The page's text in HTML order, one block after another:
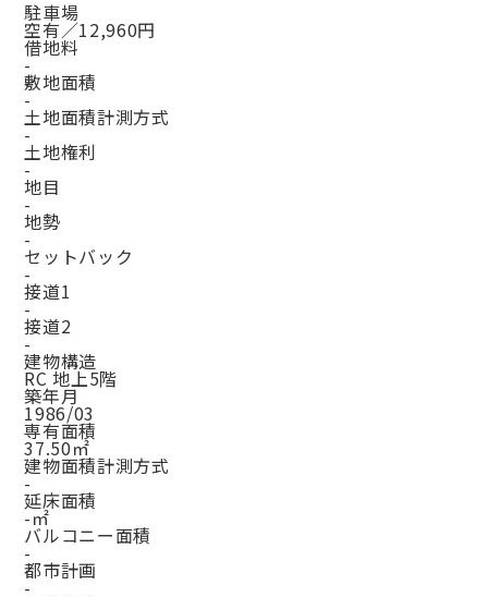
駐車場
空有／12,960円
借地料
-
敷地面積
-
土地面積計測方式
-
土地権利
-
地目
-
地勢
-
セットバック
-
接道1
-
接道2
-
建物構造
RC 地上5階
築年月
1986/03
専有面積
37.50㎡
建物面積計測方式
-
延床面積
-㎡
バルコニー面積
-
都市計画
-